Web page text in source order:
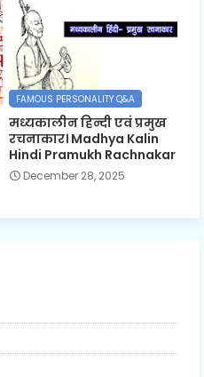
FAMOUS PERSONALITY Q&A
मध्यकालीन हिन्दी एवं प्रमुख
रचनाकार। Madhya Kalin
Hindi Pramukh Rachnakar
December 28, 2025